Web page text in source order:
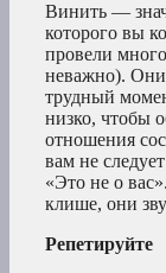
Винить —
которого вы
провели
неважно). Они
трудный
низко, чтобы
отношения
вам не
«Это не о
клише, они
Репетируйте